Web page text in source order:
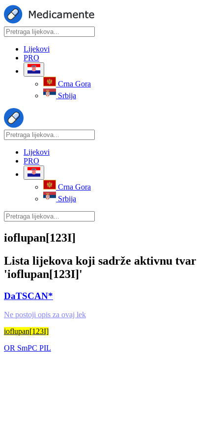
Lijekovi
PRO
Crna Gora
Srbija
Lijekovi
PRO
Crna Gora
Srbija
ioflupan[123I]
Lista lijekova koji sadrže aktivnu tvar
'ioflupan[123I]'
DaTSCAN*
Ne postoji opis za ovaj lek
ioflupan[123I]
OR SmPC PIL